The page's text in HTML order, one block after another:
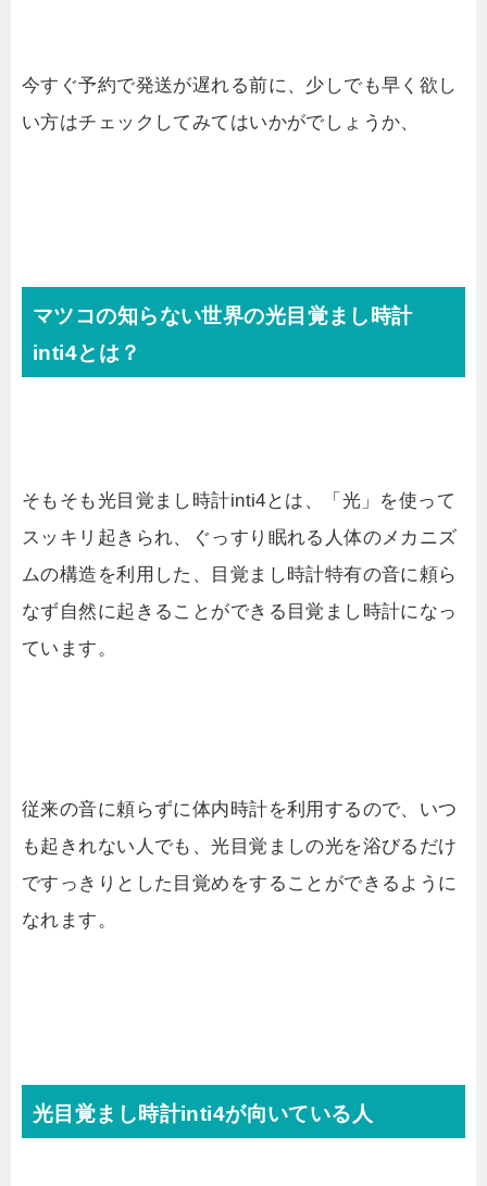
今すぐ予約で発送が遅れる前に、少しでも早く欲し
い方はチェックしてみてはいかがでしょうか、
マツコの知らない世界の光目覚まし時計
inti4とは？
そもそも光目覚まし時計inti4とは、「光」を使って
スッキリ起きられ、ぐっすり眠れる人体のメカニズ
ムの構造を利用した、目覚まし時計特有の音に頼ら
なず自然に起きることができる目覚まし時計になっ
ています。
従来の音に頼らずに体内時計を利用するので、いつ
も起きれない人でも、光目覚ましの光を浴びるだけ
ですっきりとした目覚めをすることができるように
なれます。
光目覚まし時計inti4が向いている人